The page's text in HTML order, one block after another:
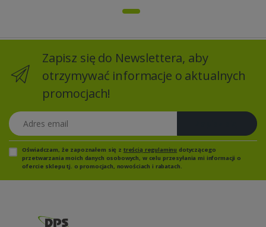
Zapisz się do Newslettera, aby
otrzymywać informacje o aktualnych
promocjach!
Adres email
Oświadczam, że zapoznałem się z treścią regulaminu dotyczącego
przetwarzania moich danych osobowych, w celu przesyłania mi informacji o
ofercie sklepu tj. o promocjach, nowościach i rabatach.